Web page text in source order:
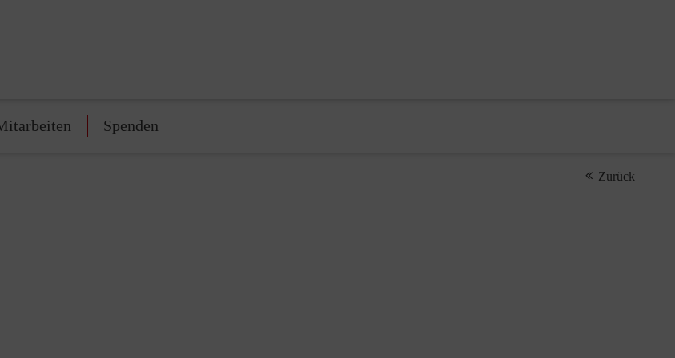
Spenden
Zurück